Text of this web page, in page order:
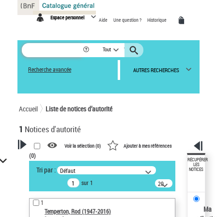
Espace personnel Aide Une question ? Historique
Tout
Recherche avancée AUTRES RECHERCHES
Accueil Liste de notices d’autorité
1 Notices d'autorité
VOTRE RECHERCHE
Recherche avancée dans les
notices d’autorité
Œuvres liées à l'auteur :
Temperton, Rod (1947-2016)
Voir la sélection (0) Ajouter à mes références
(0)
Tri par : Défaut
sur 1
20
résultats/page
1
Temperton, Rod (1947-2016)
RÉCUPÉRER
LES
NOTICES
Ma
Panneau de gestion des cookies